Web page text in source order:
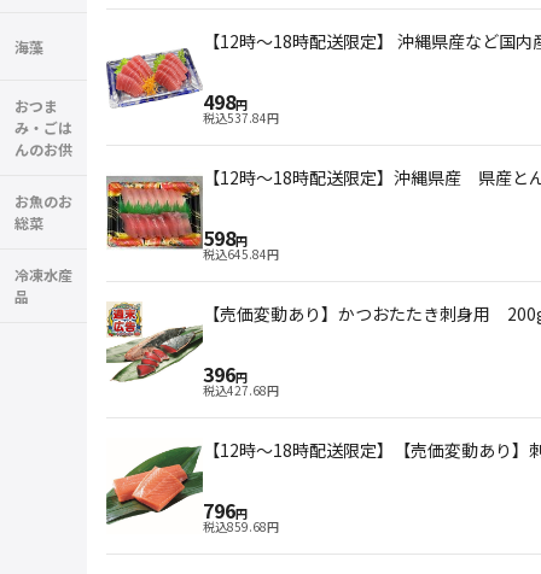
海藻
おつま
み・ごは
んのお供
お魚のお
総菜
冷凍水産
品
【12時～18時配送限定】 沖縄県産など国
498円
税込537.84円
【12時～18時配送限定】沖縄県産 県産
598円
税込645.84円
【売価変動あり】かつおたたき刺身用
396円
税込427.68円
【12時～18時配送限定】【売価変動あり
796円
税込859.68円